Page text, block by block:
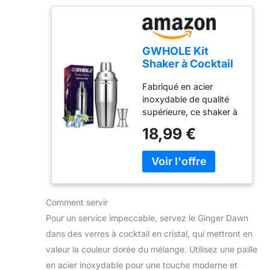
Agriculture UE/non UE.
Fait en Belgique.
vaisselle, acier
inoxydable
un contrepoids parfait
Passe au lave-vaisselle
GWHOLE Kit
Shaker à Cocktail
avec Filtre
Interne, Doseur à
Double Mesure
(1/2 et 1 oz)
Shaker à Cocktail
Professionnel Bar
et Maison, Anti-
Fabriqué en acier
inoxydable de qualité
supérieure, ce shaker à
la corrosion et aux
chocs. Son design
ergonomique avec
couvercle étanche
permet un mélange
éclaboussures, idéal
pour les cocktails
maison ou
professionnels Le kit
inclut un doseur à deux
18,99 €
Comment servir
Pour un service impeccable, servez le Ginger Dawn
dans des verres à cocktail en cristal, qui mettront en
valeur la couleur dorée du mélange. Utilisez une paille
en acier inoxydable pour une touche moderne et